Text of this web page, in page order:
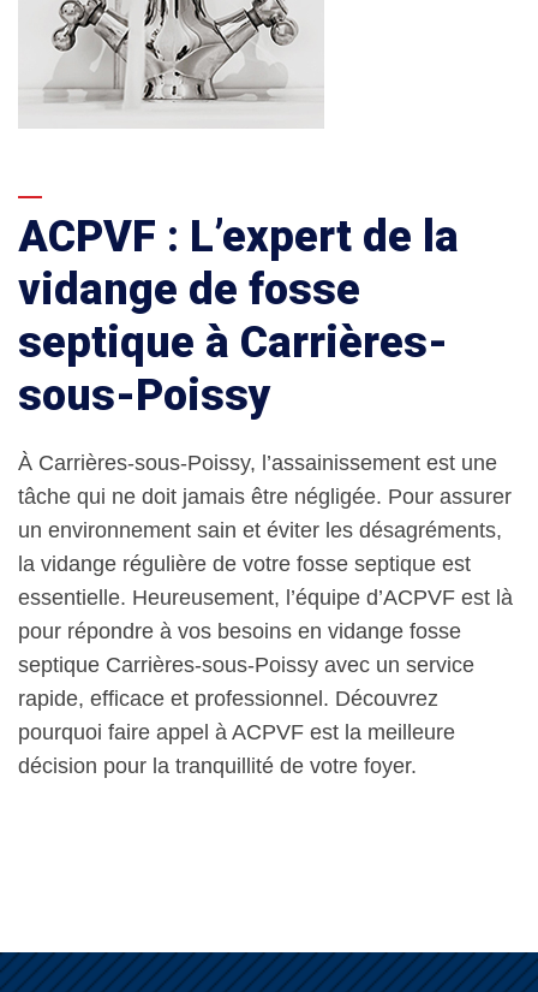
ACPVF : L’expert de la
vidange de fosse
septique à Carrières-
sous-Poissy
À Carrières-sous-Poissy, l’assainissement est une
tâche qui ne doit jamais être négligée. Pour assurer
un environnement sain et éviter les désagréments,
la vidange régulière de votre fosse septique est
essentielle. Heureusement, l’équipe d’ACPVF est là
pour répondre à vos besoins en vidange fosse
septique Carrières-sous-Poissy avec un service
rapide, efficace et professionnel. Découvrez
pourquoi faire appel à ACPVF est la meilleure
décision pour la tranquillité de votre foyer.